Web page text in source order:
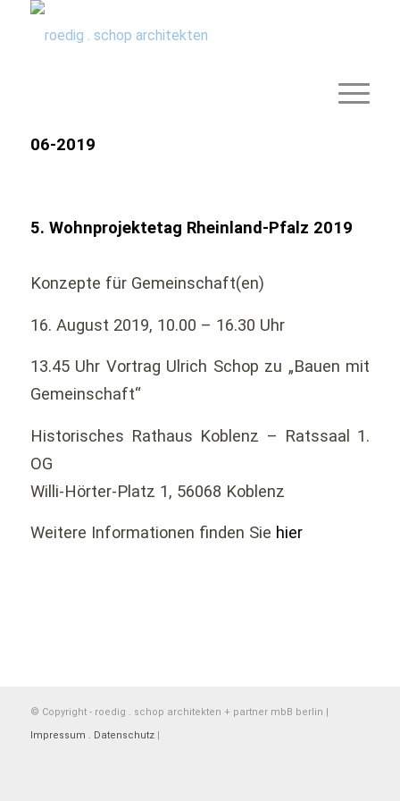
06-2019
5. Wohnprojektetag Rheinland-Pfalz 2019
Konzepte für Gemeinschaft(en)
16. August 2019, 10.00 – 16.30 Uhr
13.45 Uhr Vortrag Ulrich Schop zu „Bauen mit
Gemeinschaft“
Historisches Rathaus Koblenz – Ratssaal 1.
OG
Willi-Hörter-Platz 1, 56068 Koblenz
Weitere Informationen finden Sie hier
© Copyright - roedig . schop architekten + partner mbB berlin |
Impressum . Datenschutz|